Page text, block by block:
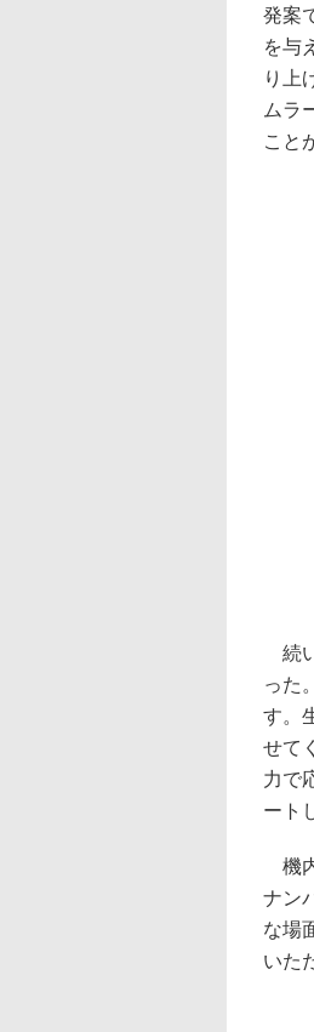
発案
を与
り上
ムラ
こと
続
った
す。
せて
力で
ート
機
ナン
な場
いた